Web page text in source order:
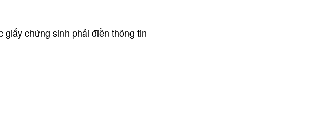
chứng sinh phải điền thông tin